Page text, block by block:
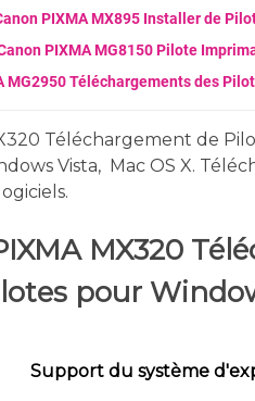
PIXMA MX895 Installer de
PIXMA MG8150 Pilote
MG2950 Téléchargements des
Téléchargement de
Vista, Mac OS X.
MX320
pour
Support du système